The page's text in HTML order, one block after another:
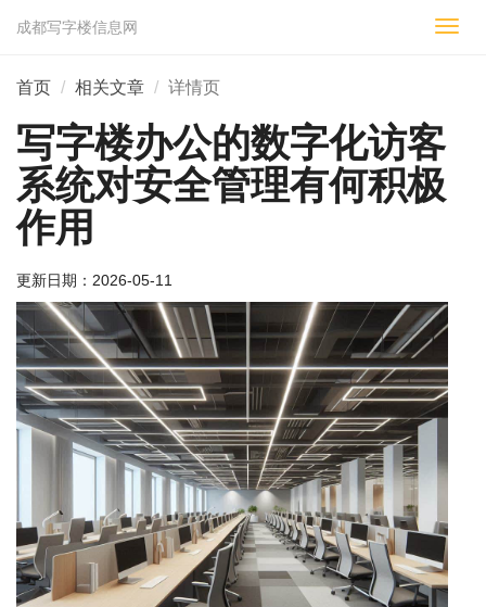
切
成都写字楼信息网
首页 相关文章 详情页
写字楼办公的数字化访客
系统对安全管理有何积极
作用
更新日期： 2026-05-11